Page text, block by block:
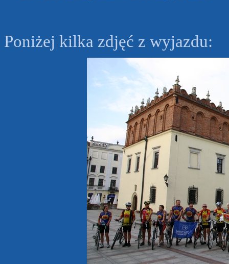
Poniżej kilka zdjęć z wyjazdu: